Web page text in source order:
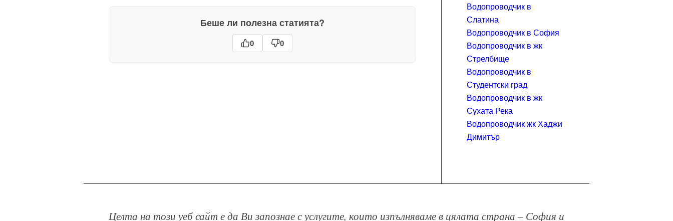
Беше ли полезна статията?
0 0
Водопроводчик в
Слатина
Водопроводчик в София
Водопроводчик в жк
Стрелбище
Водопроводчик в
Студентски град
Водопроводчик в жк
Сухата Река
Водопроводчик жк Хаджи
Димитър
Целта на този уеб сайт е да Ви запознае с услугите, които изпълняваме в цялата страна – София и